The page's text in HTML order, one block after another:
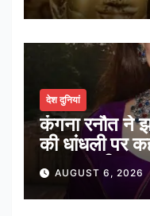
देश दुनियां
कंगना रनौत ने
की धांधली पर
हर तरह की
AUGUST 6, 2026